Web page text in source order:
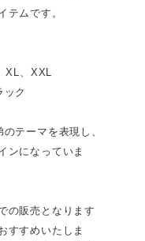
テムです。
XL、XXL
ック
テーマを表現し、
ンになっていま
の販売となります
すすめいたしま